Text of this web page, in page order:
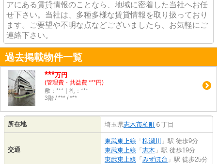
アにある賃貸情報のことなら、地域に密着した当社へお任
せ下さい。当社は、多種多様な賃貸情報を取り扱っており
ます。ご要望や不明な点などございましたら、お気軽にご
連絡下さい。
過去掲載物件一覧
***万円
(管理費・共益費 ***円)
敷：***｜礼：***
3階 / *** / ***
所在地 埼玉県志木市柏町 ６丁目
交通
東武東上線 「 柳瀬川 」駅 徒歩9分
東武東上線 「 志木 」駅 徒歩19分
東武東上線 「 みずほ台 」駅 徒歩25分